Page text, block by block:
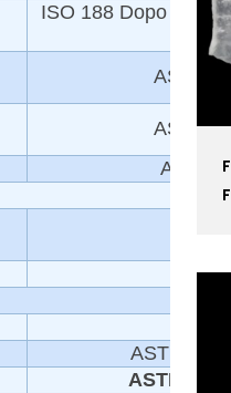
ISO 188 Dopo
ASTM
ASTM
ASTM
3 #
ASTM
ASTM